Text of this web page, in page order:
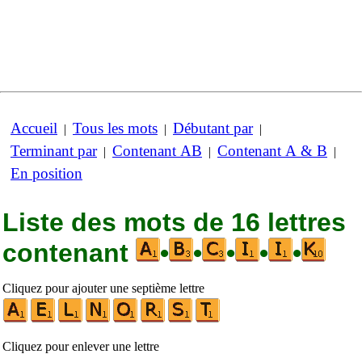
Accueil | Tous les mots | Débutant par|
Terminant par| Contenant AB | Contenant A & B |
En position
Liste des mots de 16 lettres
contenant
• • • • •
Cliquez pour ajouter une septième lettre
Cliquez pour enlever une lettre